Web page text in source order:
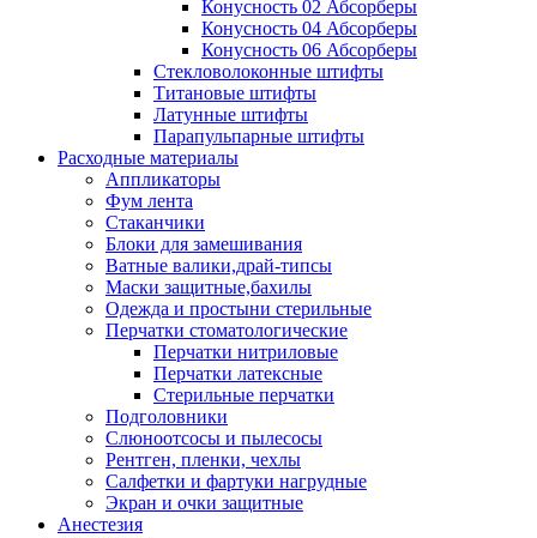
Конусность 02 Абсорберы
Конусность 04 Абсорберы
Конусность 06 Абсорберы
Стекловолоконные штифты
Титановые штифты
Латунные штифты
Парапульпарные штифты
Расходные материалы
Аппликаторы
Фум лента
Стаканчики
Блоки для замешивания
Ватные валики,драй-типсы
Маски защитные,бахилы
Одежда и простыни стерильные
Перчатки стоматологические
Перчатки нитриловые
Перчатки латексные
Стерильные перчатки
Подголовники
Слюноотсосы и пылесосы
Рентген, пленки, чехлы
Салфетки и фартуки нагрудные
Экран и очки защитные
Анестезия